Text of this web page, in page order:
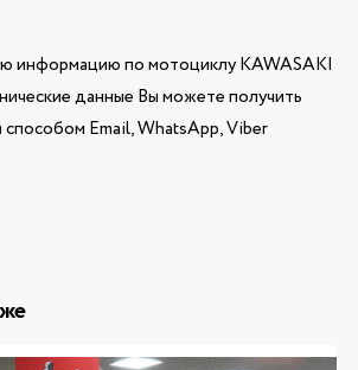
информацию по мотоциклу KAWASAKI
данные Вы можете получить
Email, WhatsApp, Viber